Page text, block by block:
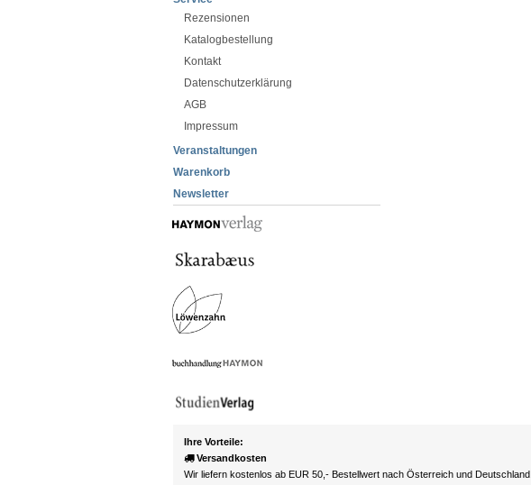
Rezensionen
Katalogbestellung
Kontakt
Datenschutzerklärung
AGB
Impressum
Veranstaltungen
Warenkorb
Newsletter
Ihre Vorteile:
Versandkosten
Wir liefern kostenlos ab EUR 50,- Bestellwert nach Österreich und Deutschland.